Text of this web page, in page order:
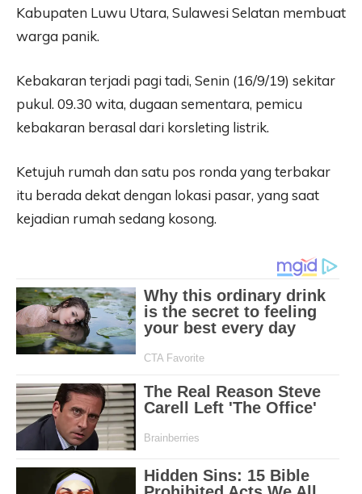
Kabupaten Luwu Utara, Sulawesi Selatan membuat
warga panik.
Kebakaran terjadi pagi tadi, Senin (16/9/19) sekitar
pukul. 09.30 wita, dugaan sementara, pemicu
kebakaran berasal dari korsleting listrik.
Ketujuh rumah dan satu pos ronda yang terbakar
itu berada dekat dengan lokasi pasar, yang saat
kejadian rumah sedang kosong.